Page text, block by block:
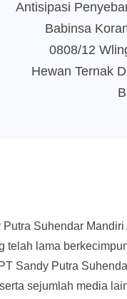
Antisipasi
Babinsa
0808/12
Hewan Ternak
Suhendar
telah lama
Sandy Putra
sejumlah media